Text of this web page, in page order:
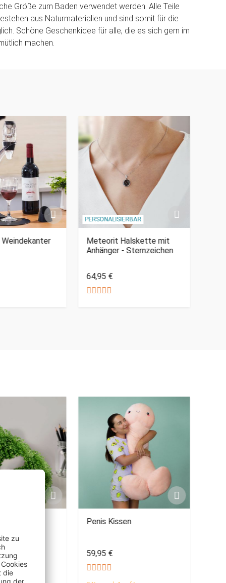
Größe zum Baden verwendet werden. Alle Teile
aus Naturmaterialien und sind somit für die
Schöne Geschenkidee für alle, die es sich gern im
machen.
PERSONALISIERBAR
Meteorit Halskette mit
Anhänger - Sternzeichen
64,95 €
Penis Kissen
59,95 €